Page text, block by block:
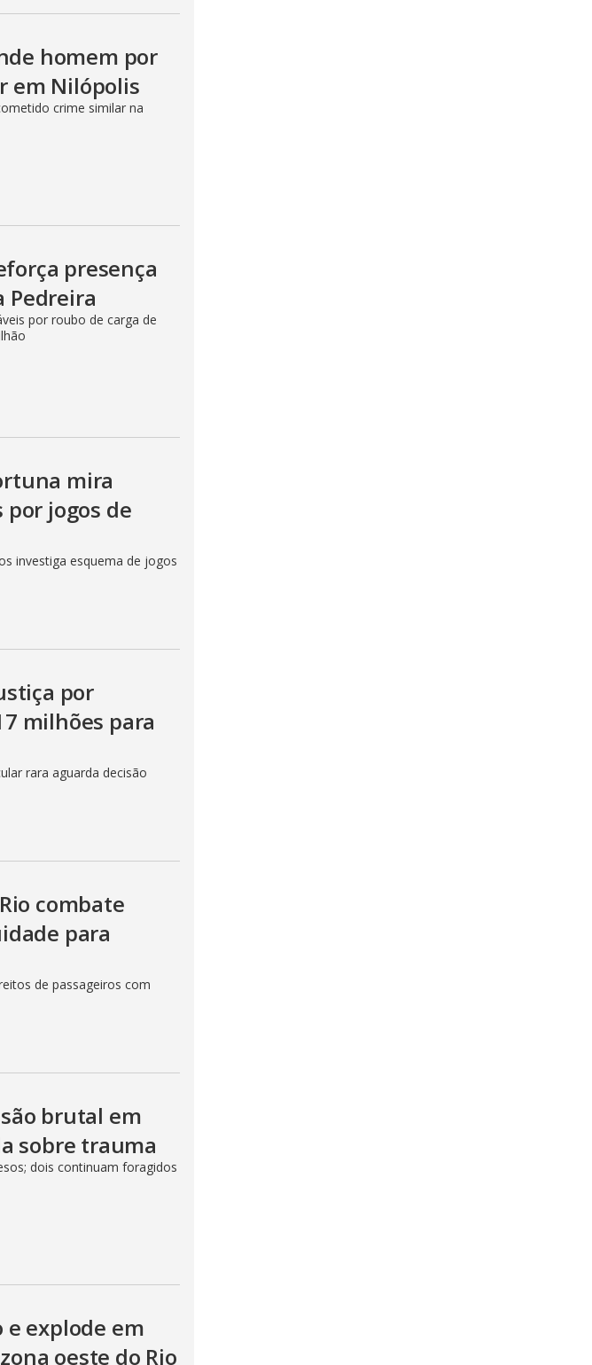
homem por
em Nilópolis
crime similar na
presença
Pedreira
por roubo de carga de
mira
jogos de
investiga esquema de jogos
por
milhões para
rara aguarda decisão
combate
para
de passageiros com
brutal em
sobre trauma
dois continuam foragidos
e explode em
oeste do Rio